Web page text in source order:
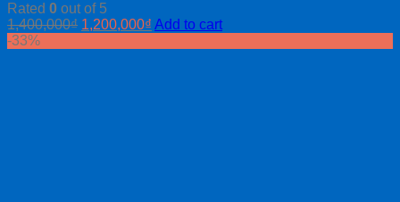
Rated 0 out of 5
1,400,000₫ 1,200,000₫ Add to cart
-33%